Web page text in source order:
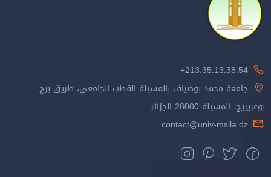
213.35.13.38.54+
جامعة محمد بوضياف بالمسيلة القطب الجامعي، طريق برج
بوعريريج، المسيلة 28000 الجزائر
contact@univ-msila.dz